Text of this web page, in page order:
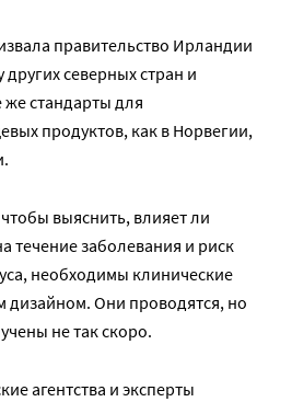
правительство Ирландии
северных стран и
же стандарты для
продуктов, как в Норвегии,
выяснить, влияет ли
течение заболевания и риск
необходимы клинические
дизайном. Они проводятся, но
не так скоро.
агентства и эксперты